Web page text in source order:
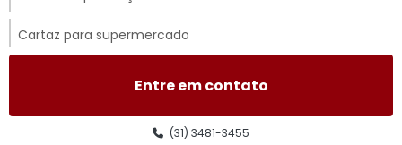
Cartaz para supermercado
Cartazes comunicação visual
Entre em contato
(31) 3481-3455